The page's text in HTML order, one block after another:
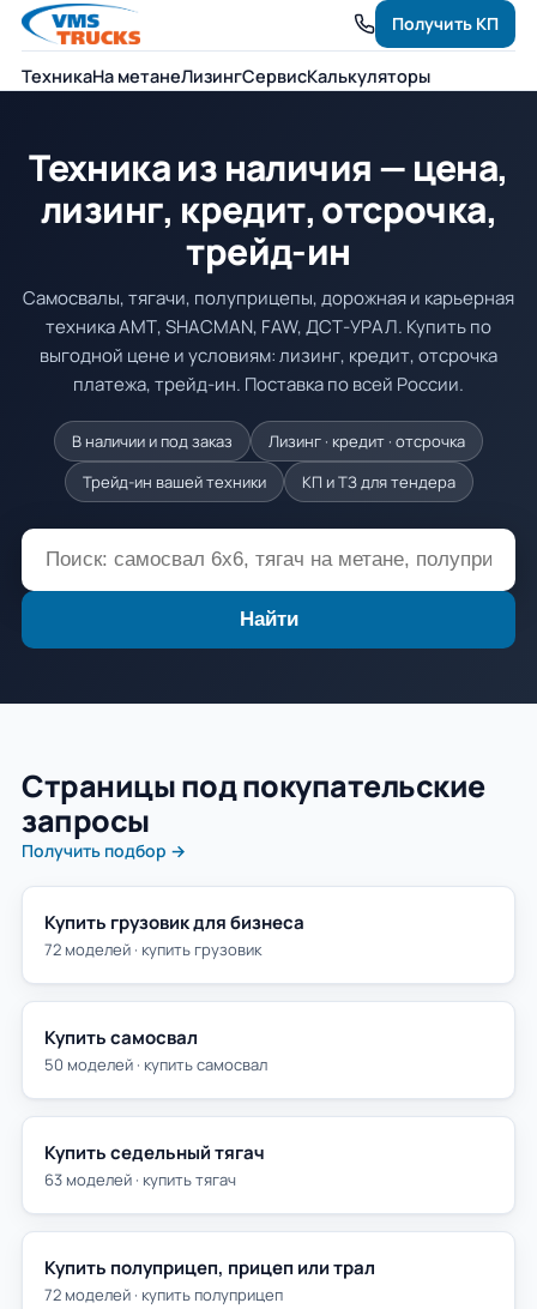
ТехникаНа метанеЛизингСервисКалькуляторы
Получить КП
Техника из наличия — цена,
лизинг, кредит, отсрочка,
трейд-ин
Самосвалы, тягачи, полуприцепы, дорожная и карьерная
техника АМТ, SHACMAN, FAW, ДСТ-УРАЛ. Купить по
выгодной цене и условиям: лизинг, кредит, отсрочка
платежа, трейд-ин. Поставка по всей России.
В наличии и под заказ
Лизинг · кредит · отсрочка
Трейд-ин вашей техники
КП и ТЗ для тендера
Найти
Страницы под покупательские
запросы
Получить подбор →
Купить грузовик для бизнеса
72 моделей · купить грузовик
Купить самосвал
50 моделей · купить самосвал
Купить седельный тягач
63 моделей · купить тягач
Купить полуприцеп, прицеп или трал
72 моделей · купить полуприцеп